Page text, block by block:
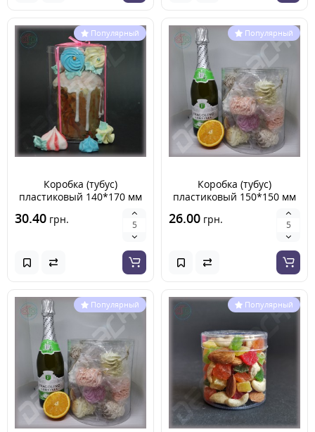
Популярный
Коробка (тубус)
пластиковый 140*170 мм
30.40 грн.
Популярный
Коробка (тубус)
пластиковый 150*150 мм
26.00 грн.
Популярный Популярный